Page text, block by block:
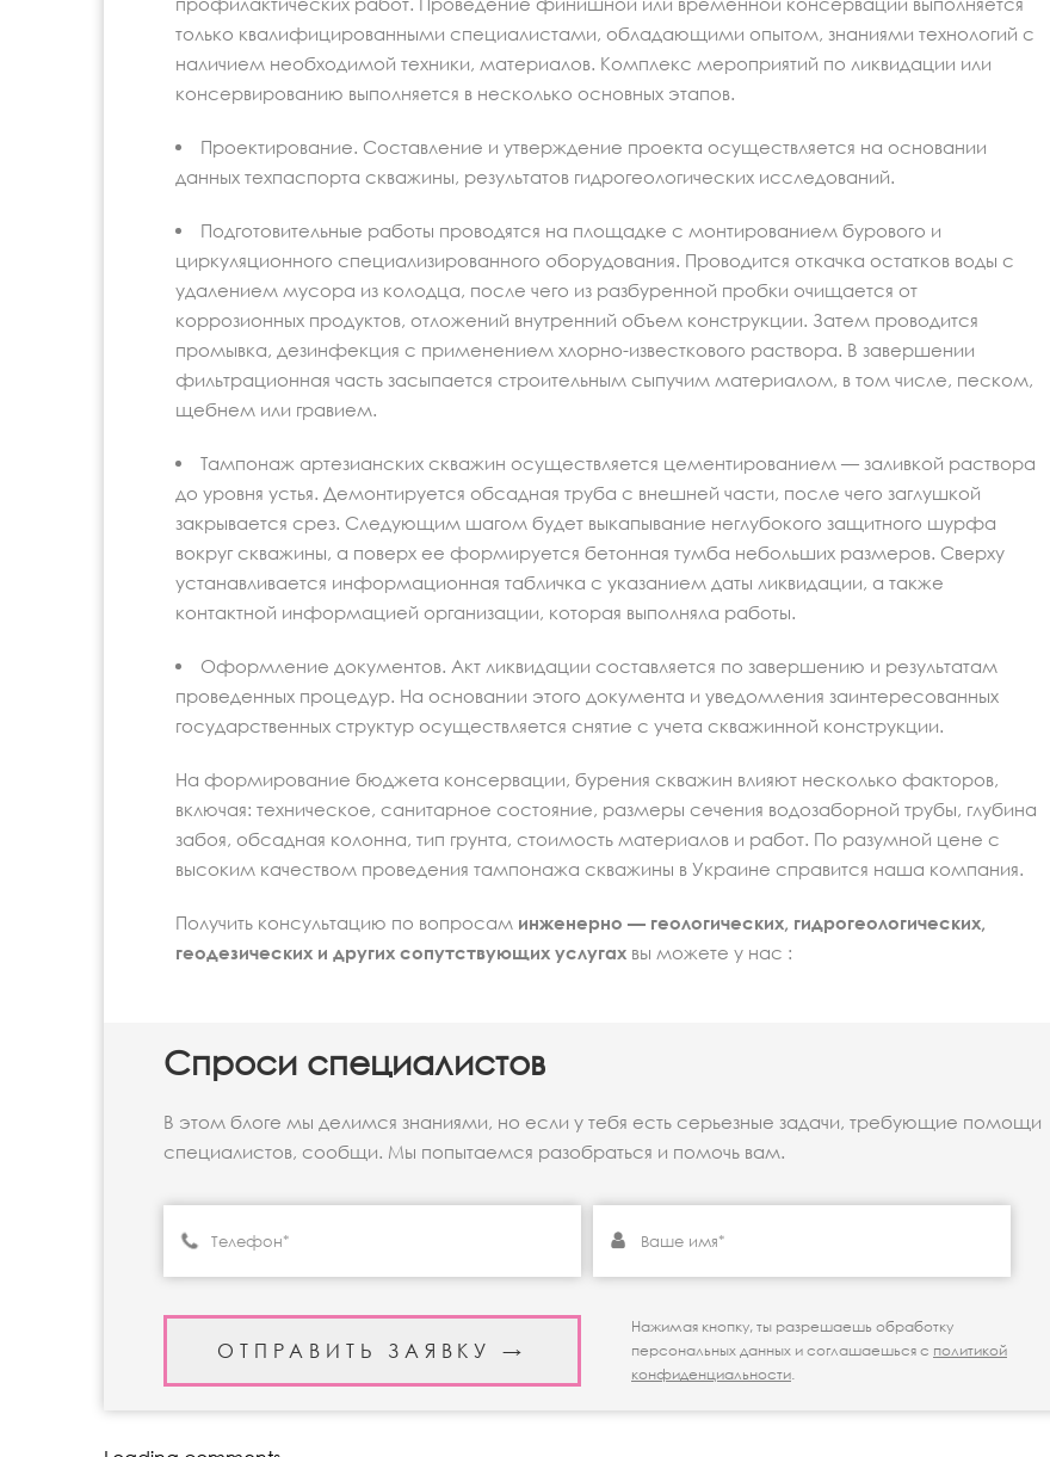
только квалифицированными специалистами, обладающими опытом, знаниями технологий с
наличием необходимой техники, материалов. Комплекс мероприятий по ликвидации или
консервированию выполняется в несколько основных этапов.
Проектирование. Составление и утверждение проекта осуществляется на основании
данных техпаспорта скважины, результатов гидрогеологических исследований.
Подготовительные работы проводятся на площадке с монтированием бурового и
циркуляционного специализированного оборудования. Проводится откачка остатков воды с
удалением мусора из колодца, после чего из разбуренной пробки очищается от
коррозионных продуктов, отложений внутренний объем конструкции. Затем проводится
промывка, дезинфекция с применением хлорно-известкового раствора. В завершении
фильтрационная часть засыпается строительным сыпучим материалом, в том числе, песком,
щебнем или гравием.
Тампонаж артезианских скважин осуществляется цементированием — заливкой раствора
до уровня устья. Демонтируется обсадная труба с внешней части, после чего заглушкой
закрывается срез. Следующим шагом будет выкапывание неглубокого защитного шурфа
вокруг скважины, а поверх ее формируется бетонная тумба небольших размеров. Сверху
устанавливается информационная табличка с указанием даты ликвидации, а также
контактной информацией организации, которая выполняла работы.
Оформление документов. Акт ликвидации составляется по завершению и результатам
проведенных процедур. На основании этого документа и уведомления заинтересованных
государственных структур осуществляется снятие с учета скважинной конструкции.
На формирование бюджета консервации, бурения скважин влияют несколько факторов,
включая: техническое, санитарное состояние, размеры сечения водозаборной трубы, глубина
забоя, обсадная колонна, тип грунта, стоимость материалов и работ. По разумной цене с
высоким качеством проведения тампонажа скважины в Украине справится наша компания.
Получить консультацию по вопросам инженерно — геологических, гидрогеологических,
геодезических и других сопутствующих услугах вы можете у нас :
Спроси специалистов
В этом блоге мы делимся знаниями, но если у тебя есть серьезные задачи, требующие помощи
специалистов, сообщи. Мы попытаемся разобраться и помочь вам.
Нажимая кнопку, ты разрешаешь обработку
персональных данных и соглашаешься с политикой
конфиденциальности.